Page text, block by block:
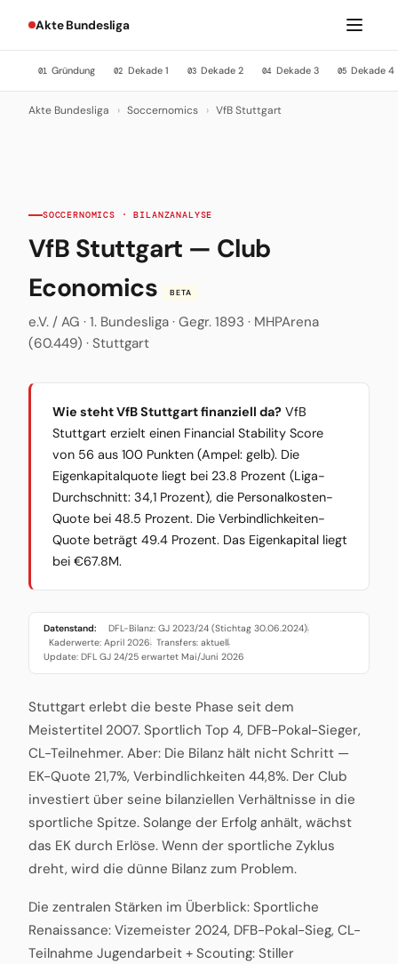
Akte Bundesliga
01 Gründung 02 Dekade 1 03 Dekade 2 04 Dekade 3 05 Dekade 4
Akte Bundesliga › Soccernomics › VfB Stuttgart
SOCCERNOMICS · BILANZANALYSE
VfB Stuttgart — Club
Economics
BETA
e.V. / AG · 1. Bundesliga · Gegr. 1893 · MHPArena
(60.449) · Stuttgart
Wie steht VfB Stuttgart finanziell da? VfB
Stuttgart erzielt einen Financial Stability Score
von 56 aus 100 Punkten (Ampel: gelb). Die
Eigenkapitalquote liegt bei 23.8 Prozent (Liga-
Durchschnitt: 34,1 Prozent), die Personalkosten-
Quote bei 48.5 Prozent. Die Verbindlichkeiten-
Quote beträgt 49.4 Prozent. Das Eigenkapital liegt
bei €67.8M.
Datenstand: DFL-Bilanz: GJ 2023/24 (Stichtag 30.06.2024)·
Kaderwerte: April 2026· Transfers: aktuell·
Update: DFL GJ 24/25 erwartet Mai/Juni 2026
Stuttgart erlebt die beste Phase seit dem
Meistertitel 2007. Sportlich Top 4, DFB-Pokal-Sieger,
CL-Teilnehmer. Aber: Die Bilanz hält nicht Schritt —
EK-Quote 21,7%, Verbindlichkeiten 44,8%. Der Club
investiert über seine bilanziellen Verhältnisse in die
sportliche Spitze. Solange der Erfolg anhält, wächst
das EK durch Erlöse. Wenn der sportliche Zyklus
dreht, wird die dünne Bilanz zum Problem.
Die zentralen Stärken im Überblick: Sportliche
Renaissance: Vizemeister 2024, DFB-Pokal-Sieg, CL-
Teilnahme Jugendarbeit + Scouting: Stiller